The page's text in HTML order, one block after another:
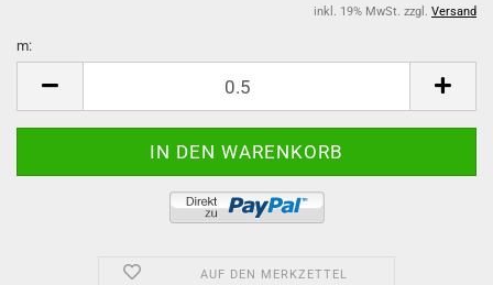
inkl. 19% MwSt. zzgl. Versand
m:
AUF DEN MERKZETTEL